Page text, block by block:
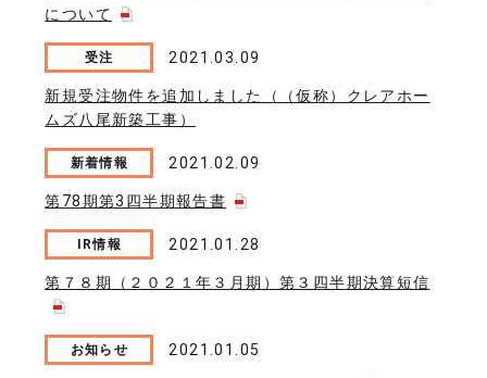
について
受注 2021.03.09
新規受注物件を追加しました（（仮称）クレアホー
ムズ八尾新築工事）
新着情報 2021.02.09
第78期第3四半期報告書
IR情報 2021.01.28
第７８期（２０２１年３月期）第３四半期決算短信
お知らせ 2021.01.05